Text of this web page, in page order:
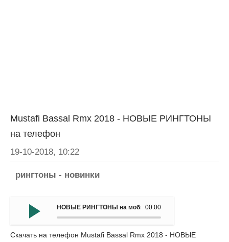
Mustafi Bassal Rmx 2018 - НОВЫЕ РИНГТОНЫ
на телефон
19-10-2018, 10:22
рингтоны - новинки
00:00
НОВЫЕ РИНГТОНЫ на мобильный - Mustafi Bassal Rmx
Скачать на телефон Mustafi Bassal Rmx 2018 - НОВЫЕ